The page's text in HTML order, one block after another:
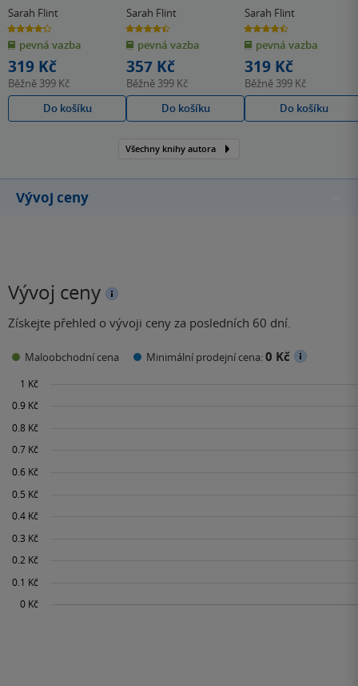
Sarah Flint
4.3
z
5
hvězdiček
pevná vazba
319 Kč
Běžně 399 Kč
Do košíku
Sarah Flint
4.4
z
5
hvězdiček
pevná vazba
357 Kč
Běžně 399 Kč
Do košíku
Sarah Flint
4.5
z
5
hvězdiček
pevná vazba
319 Kč
Běžně 399 Kč
Do košíku
Všechny knihy autora
Vývoj ceny
Vývoj ceny
Získejte přehled o vývoji ceny za posledních 60 dní.
Maloobchodní cena Minimální prodejní cena:0 Kč